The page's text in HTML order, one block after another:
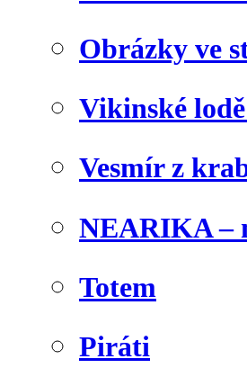
Obrázky ve
Vikinské
Vesmír z
NEARIKA –
Totem
Piráti